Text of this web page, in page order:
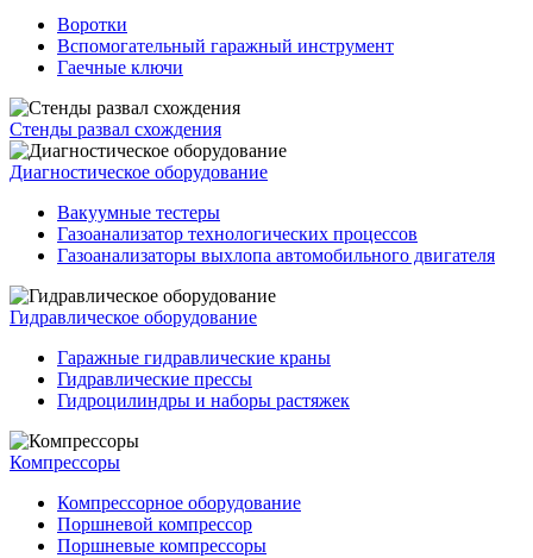
Воротки
Вспомогательный гаражный инструмент
Гаечные ключи
Стенды развал схождения
Диагностическое оборудование
Вакуумные тестеры
Газоанализатор технологических процессов
Газоанализаторы выхлопа автомобильного двигателя
Гидравлическое оборудование
Гаражные гидравлические краны
Гидравлические прессы
Гидроцилиндры и наборы растяжек
Компрессоры
Компрессорное оборудование
Поршневой компрессор
Поршневые компрессоры